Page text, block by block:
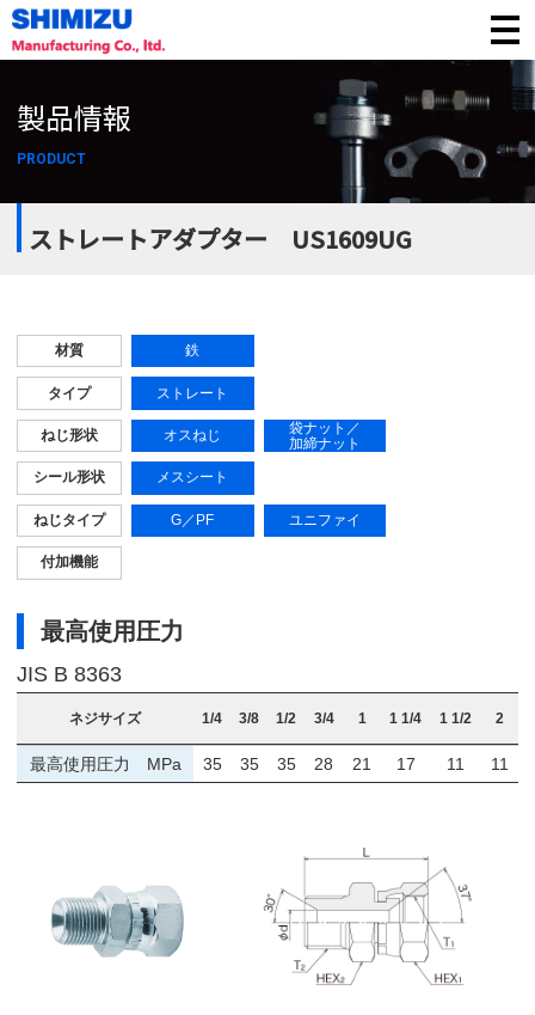
製品情報
PRODUCT
ストレートアダプター US1609UG
材質 鉄
タイプ ストレート
ねじ形状 オスねじ
袋ナット／
加締ナット
シール形状 メスシート
ねじタイプ G／ PF ユニファイ
付加機能
最高使用圧力
JIS B 8363
ネジサイズ 1/4 3/8 1/2 3/4 1 1 1/4 1 1/2 2
最高使用圧力 MPa 35 35 35 28 21 17 11 11